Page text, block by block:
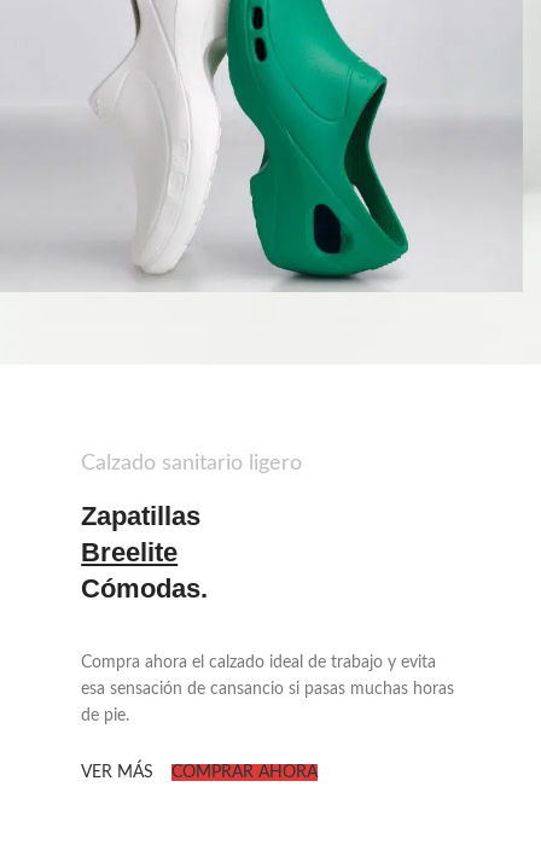
Calzado sanitario ligero
Zapatillas
Breelite
Cómodas.
Compra ahora el calzado ideal de trabajo y evita
esa sensación de cansancio si pasas muchas horas
de pie.
VER MÁS COMPRAR AHORA